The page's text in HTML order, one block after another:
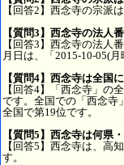
【回答2】西念寺の宗派
【質問3】西念寺の法人
【回答3】西念寺の法人
月日は、「2015-10-05(月
【質問4】西念寺は全国
【回答4】「西念寺」の
です。全国での「西念寺
全国で第19位です。
【質問5】西念寺は何県
【回答5】西念寺は、高
す。